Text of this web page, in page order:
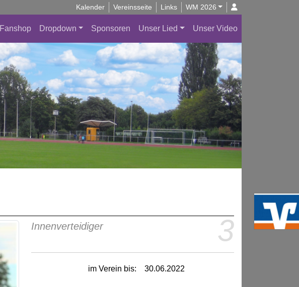
Kalender Vereinsseite Links WM 2026
Fanshop Dropdown Sponsoren Unser Lied Unser Video
3
Innenverteidiger
im Verein bis: 30.06.2022